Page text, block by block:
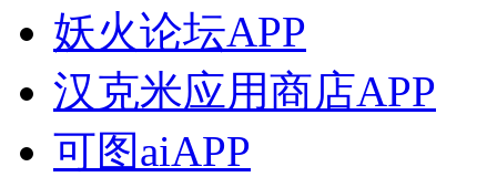
妖火论坛APP
汉克米应用商店APP
可图aiAPP